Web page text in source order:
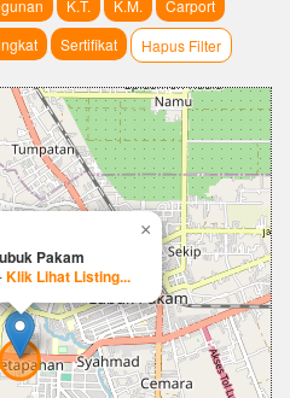
K.T. K.M.
Carport
Sertifikat Hapus Filter
Pakam
Klik Lihat Listing...
×